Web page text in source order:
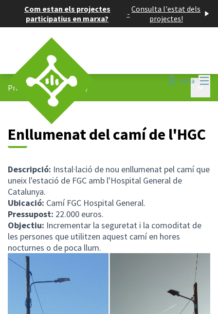
Com estan els projectes
participatius en marxa?
- Consulta l'estat dels
projectes!
Entra
Projectes participatius /
Enllumenat del camí de l'HGC
Descripció: Instal·lació de nou enllumenat pel camí que
uneix l'estació de FGC amb l'Hospital General de
Catalunya.
Ubicació: Camí FGC Hospital General.
Pressupost: 22.000 euros.
Objectiu: Incrementar la seguretat i la comoditat de
les persones que utilitzen aquest camí en hores
nocturnes o de poca llum.